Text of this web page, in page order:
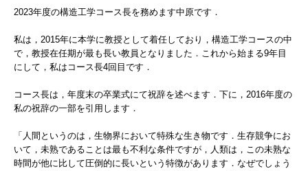
2023年度の構造工学コース長を務めます中原です．
私は，2015年に本学に教授として着任しており，構造工学コースの中
で，教授在任期が最も長い教員となりました．これから始まる9年目
にして，私はコース長4回目です．
コース長は，年度末の卒業式にて祝辞を述べます．下に，2016年度の
私の祝辞の一部を引用します．
「人間というのは，生物界において特殊な生き物です．生存競争にお
いて，未熟であることは最も不利な条件ですが，人類は，この未熟な
時間が他に比して圧倒的に長いという特徴があります．なぜでしょう